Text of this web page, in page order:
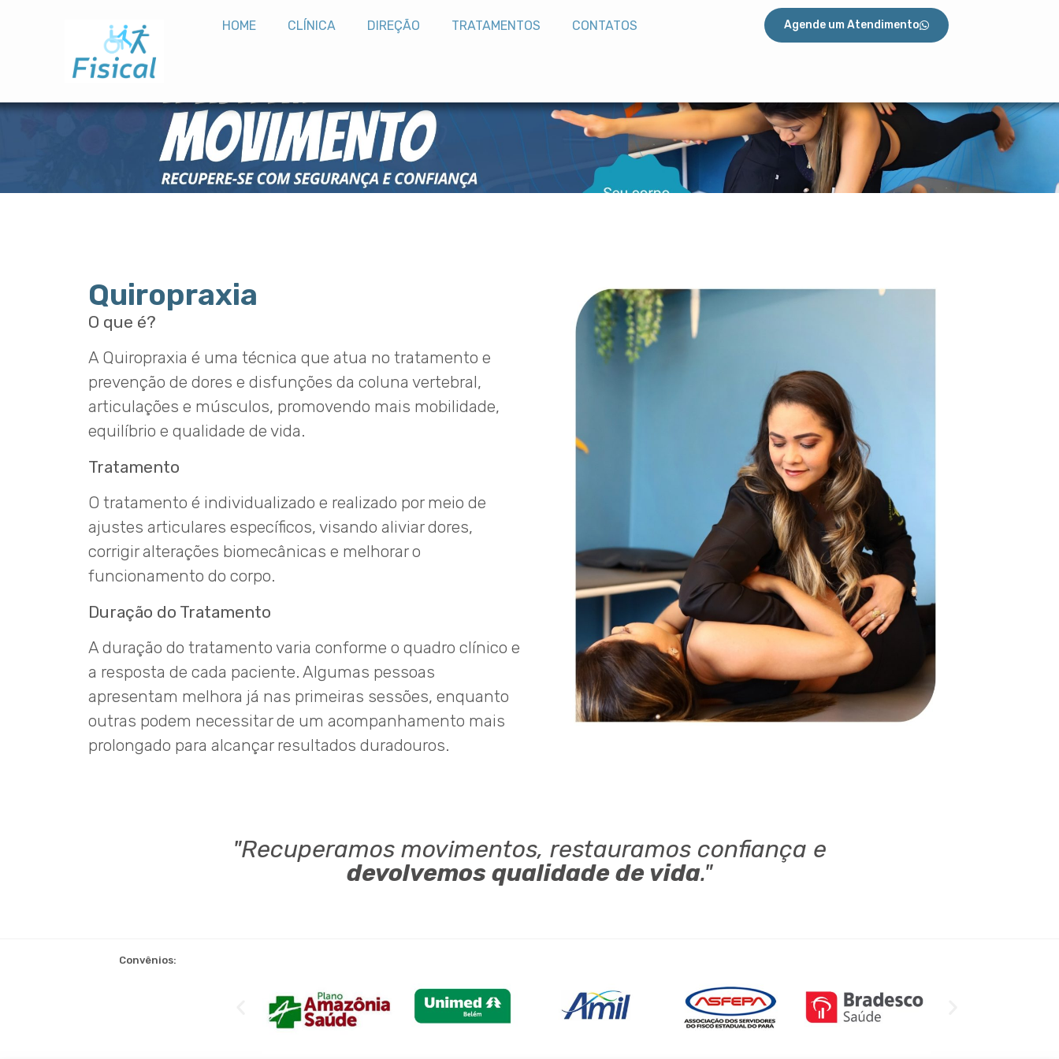
HOME CLÍNICA DIREÇÃO TRATAMENTOS CONTATOS Agende um Atendimento
Quiropraxia
O que é?
A Quiropraxia é uma técnica que atua no tratamento e
prevenção de dores e disfunções da coluna vertebral,
articulações e músculos, promovendo mais mobilidade,
equilíbrio e qualidade de vida.
Tratamento
O tratamento é individualizado e realizado por meio de
ajustes articulares específicos, visando aliviar dores,
corrigir alterações biomecânicas e melhorar o
funcionamento do corpo.
Duração do Tratamento
A duração do tratamento varia conforme o quadro clínico e
a resposta de cada paciente. Algumas pessoas
apresentam melhora já nas primeiras sessões, enquanto
outras podem necessitar de um acompanhamento mais
prolongado para alcançar resultados duradouros.
"Recuperamos movimentos, restauramos confiança e
devolvemos qualidade de vida."
Convênios: